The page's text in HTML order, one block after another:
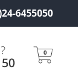
6455050
0